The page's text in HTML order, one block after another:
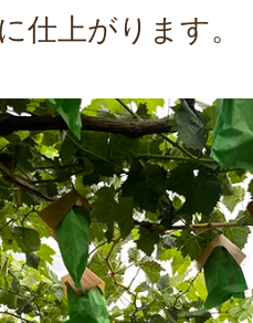
に仕上がります。